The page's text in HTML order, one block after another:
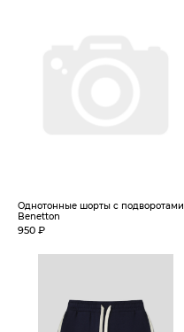
Однотонные шорты с подворотами
Benetton
950 ₽